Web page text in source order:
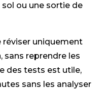
ou une sortie de
réviser uniquement
sans reprendre les
des tests est utile,
sans les analyser